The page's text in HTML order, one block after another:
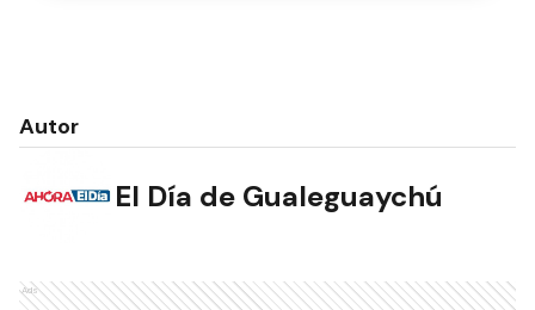
Autor
El Día de Gualeguaychú
Ads